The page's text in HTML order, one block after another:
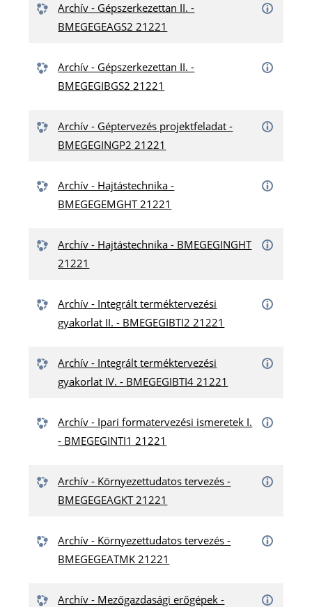
Archív - Gépszerkezettan II. -
BMEGEGEAGS2 21221
Archív - Gépszerkezettan II. -
BMEGEGIBGS2 21221
Archív - Géptervezés projektfeladat -
BMEGEGINGP2 21221
Archív - Hajtástechnika -
BMEGEGEMGHT 21221
Archív - Hajtástechnika - BMEGEGINGHT
21221
Archív - Integrált terméktervezési
gyakorlat II. - BMEGEGIBTI2 21221
Archív - Integrált terméktervezési
gyakorlat IV. - BMEGEGIBTI4 21221
Archív - Ipari formatervezési ismeretek I.
- BMEGEGINTI1 21221
Archív - Környezettudatos tervezés -
BMEGEGEAGKT 21221
Archív - Környezettudatos tervezés -
BMEGEGEATMK 21221
Archív - Mezőgazdasági erőgépek -